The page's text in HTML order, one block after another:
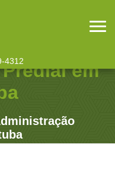
4312
em